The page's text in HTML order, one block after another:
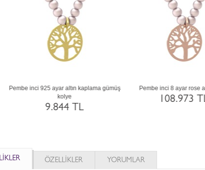
rose altın kolye Pembe inci 8 ayar beyaz altın kolye
ÖZELLİKLER YORUMLAR